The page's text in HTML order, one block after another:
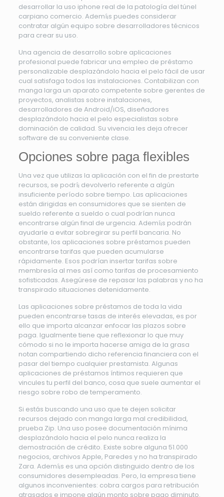
desarrollar la uso iphone real de la patologí­a del túnel
carpiano comercio. Ademí¡s puedes considerar
contratar algún equipo sobre desarrolladores técnicos
para crear su uso.
Una agencia de desarrollo sobre aplicaciones
profesional puede fabricar una empleo de préstamo
personalizable desplazándolo hacia el pelo fácil de usar
cual satisfaga todos las instalaciones. Contabilizan con
manga larga un aparato competente sobre gerentes de
proyectos, analistas sobre instalaciones,
desarrolladores de Android/iOS, diseñadores
desplazándolo hacia el pelo especialistas sobre
dominación de calidad. Su vivencia les deja ofrecer
software de su conveniente clase.
Opciones sobre paga flexibles
Una vez que utilizas la aplicación con el fin de prestarte
recursos, se podrí¡ devolverlo referente a algún
insuficiente período sobre tiempo. Las aplicaciones
están dirigidas en consumidores que se sienten de
sueldo referente a sueldo o cual podrían nunca
encontrarse algún final de urgencia. Ademí¡s podrán
ayudarle a evitar sobregirar su perfil bancaria. No
obstante, los aplicaciones sobre préstamos pueden
encontrarse tarifas que pueden acumularse
rápidamente. Esos podrían insertar tarifas sobre
membresía al mes así­ como tarifas de procesamiento
sofisticadas. Asegúrese de repasar las palabras y no ha
transpirado situaciones detenidamente.
Las aplicaciones sobre préstamos de toda la vida
pueden encontrarse tasas de interés elevadas, es por
ello que importa alcanzar enfocar las plazos sobre
paga. Igualmente tiene que reflexionar lo que muy
cómodo si no le importa hacerse amiga de la grasa
notan compartiendo dicho referencia financiera con el
pasar del tiempo cualquier prestamista. Algunas
aplicaciones de préstamos íntimos requieren que
vincules tu perfil del banco, cosa que suele aumentar el
riesgo sobre robo de temperamento.
Si estás buscando una uso que te dejen solicitar
recursos dejado con manga larga mal credibilidad,
prueba Zip. Una uso posee documentación mínima
desplazándolo hacia el pelo nunca realiza la
demostración de crédito. Existe sobre alguna 51.000
negocios, archivos Apple, Paredes y no ha transpirado
Zara. Ademí¡s es una opción distinguido dentro de los
consumidores desempleadas. Pero, la empresa tiene
algunos inconvenientes: cobra cargos para retribución
atrasados ​​e impone algún monto sobre pago diminuto.